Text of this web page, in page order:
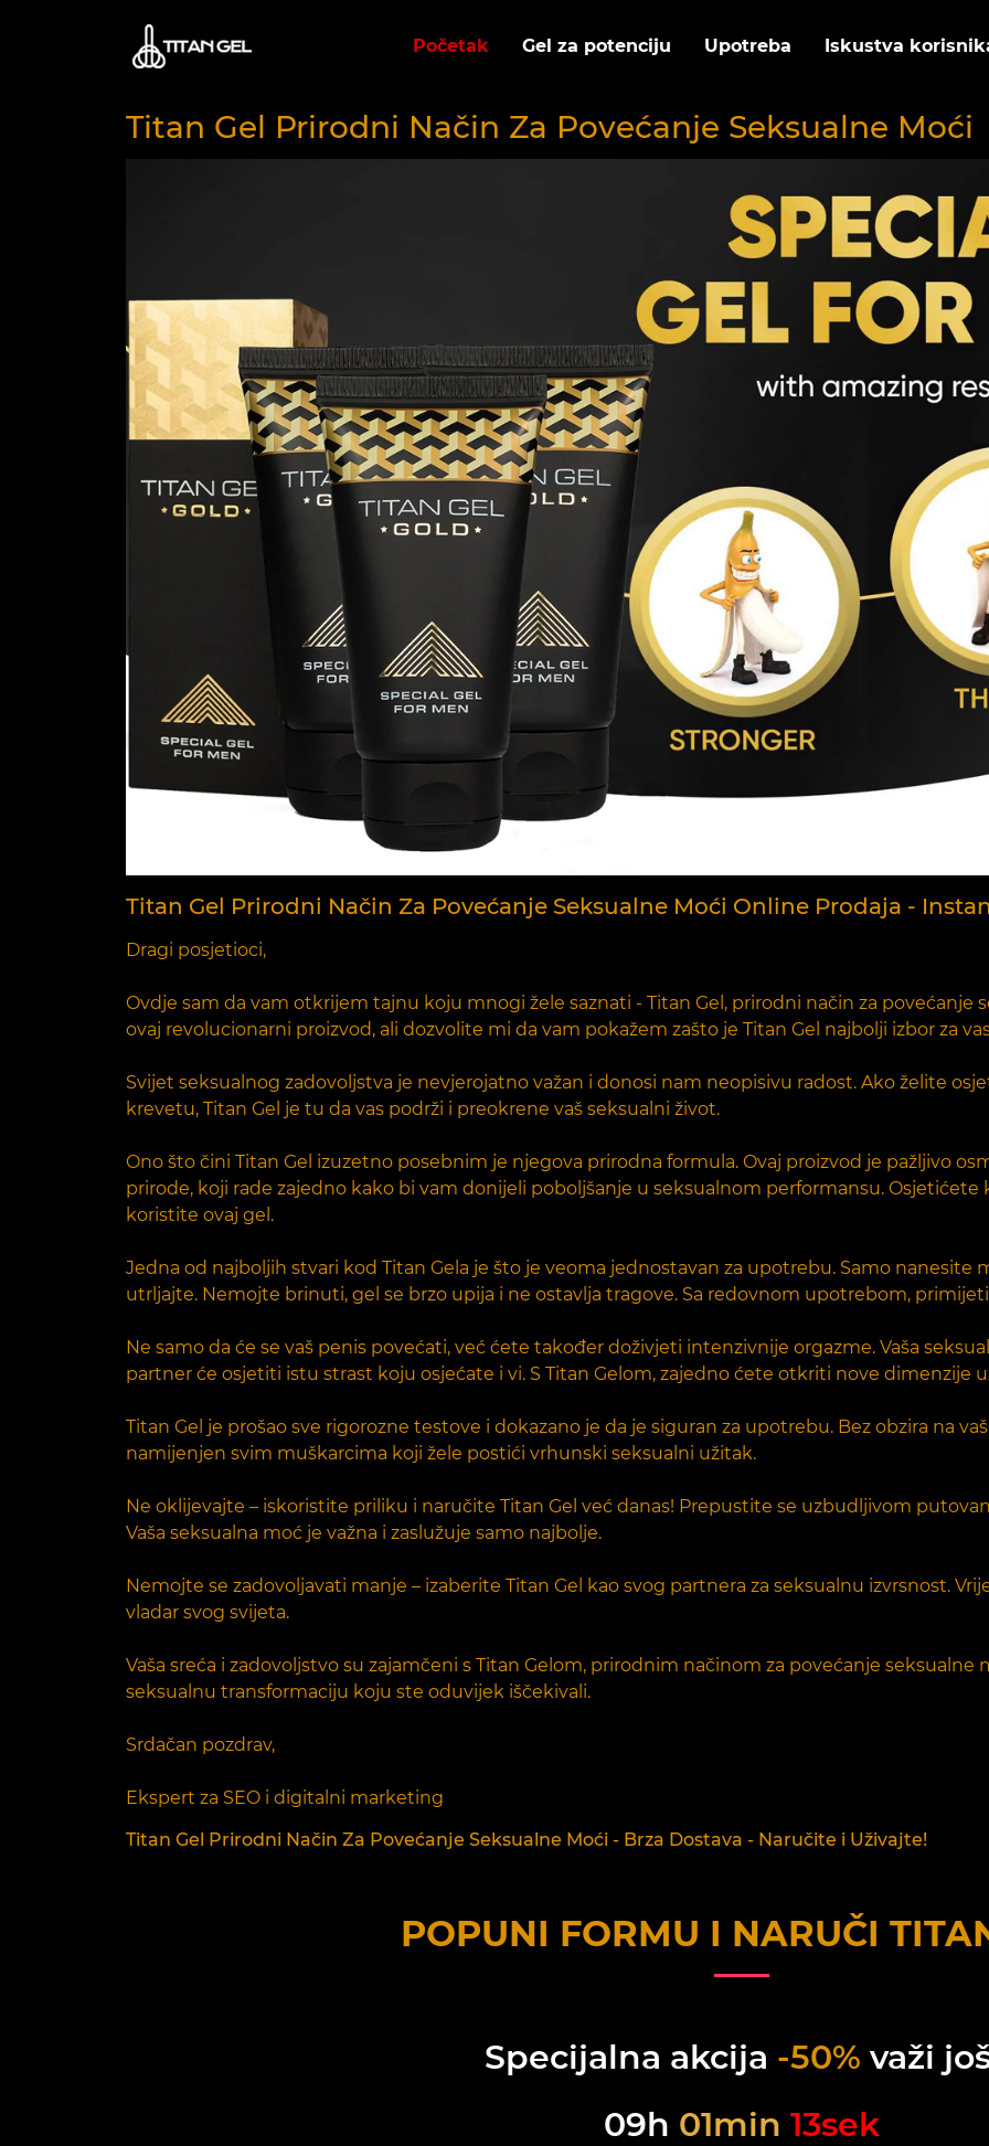
Početak Gel za potenciju Upotreba Iskustva
Titan Gel Prirodni Način Za Povećanje Seksualne Moći
Titan Gel Prirodni Način Za Povećanje Seksualne Moći Online Prodaja -
Dragi posjetioci,
Ovdje sam da vam otkrijem tajnu koju mnogi žele saznati - Titan Gel, prirodni način za povećanje
ovaj revolucionarni proizvod, ali dozvolite mi da vam pokažem zašto je Titan Gel najbolji izbor za
Svijet seksualnog zadovoljstva je nevjerojatno važan i donosi nam neopisivu radost. Ako želite
krevetu, Titan Gel je tu da vas podrži i preokrene vaš seksualni život.
Ono što čini Titan Gel izuzetno posebnim je njegova prirodna formula. Ovaj proizvod je pažljivo
prirode, koji rade zajedno kako bi vam donijeli poboljšanje u seksualnom performansu. Osjetićete
koristite ovaj gel.
Jedna od najboljih stvari kod Titan Gela je što je veoma jednostavan za upotrebu. Samo nanesite
utrljajte. Nemojte brinuti, gel se brzo upija i ne ostavlja tragove. Sa redovnom upotrebom,
Ne samo da će se vaš penis povećati, već ćete također doživjeti intenzivnije orgazme. Vaša
partner će osjetiti istu strast koju osjećate i vi. S Titan Gelom, zajedno ćete otkriti nove dimenzije
Titan Gel je prošao sve rigorozne testove i dokazano je da je siguran za upotrebu. Bez obzira na
namijenjen svim muškarcima koji žele postići vrhunski seksualni užitak.
Ne oklijevajte – iskoristite priliku i naručite Titan Gel već danas! Prepustite se uzbudljivom
Vaša seksualna moć je važna i zaslužuje samo najbolje.
Nemojte se zadovoljavati manje – izaberite Titan Gel kao svog partnera za seksualnu izvrsnost.
vladar svog svijeta.
Vaša sreća i zadovoljstvo su zajamčeni s Titan Gelom, prirodnim načinom za povećanje
seksualnu transformaciju koju ste oduvijek iščekivali.
Srdačan pozdrav,
Ekspert za SEO i digitalni marketing
Titan Gel Prirodni Način Za Povećanje Seksualne Moći - Brza Dostava - Naručite i Uživajte!
POPUNI FORMU I NARUČI
Specijalna akcija -50% važi
09h 01min 12sek